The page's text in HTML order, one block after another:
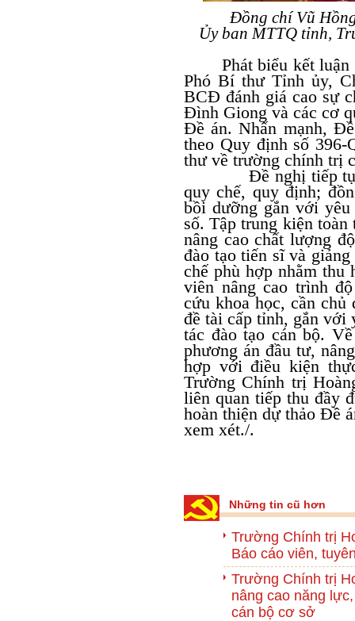
Đồng chí Vũ
Ủy ban MTTQ tỉnh,
Phát biểu kết
Phó Bí thư Tỉnh ủy,
BCĐ đánh giá cao sự
Đình Giong và các cơ
Đề án. Nhấn mạnh,
theo Quy định số
thư về trường chính trị
Đề nghị tiếp tục rà
quy chế, quy định;
bồi dưỡng gắn với
số. Tập trung kiện
nâng cao chất lượng
đào tạo tiến sĩ và
chế phù hợp nhằm thu
viên nâng cao trình
cứu khoa học, cần
đề tài cấp tỉnh, gắn với
tác đào tạo cán bộ.
phương án đầu tư,
hợp với điều kiện
Trường Chính trị
liên quan tiếp thu đầy
hoàn thiện dự thảo Đề
xem xét./.
Những tin cũ hơn
Trường Chính trị
Báo cáo viên,
Trường Chính trị
nâng cao năng
cán bộ cơ sở